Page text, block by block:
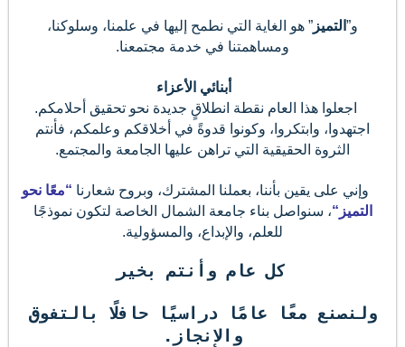
التميز” هو الغاية التي نطمح إليها في علمنا، وسلوكنا،
ومساهمتنا في خدمة مجتمعنا.
أبنائي الأعزاء
هذا العام نقطة انطلاقٍ جديدة نحو تحقيق أحلامكم.
اجتهدوا، وابتكروا، وكونوا قدوةً في أخلاقكم وعلمكم، فأنتم
الثروة الحقيقية التي تراهن عليها الجامعة والمجتمع.
على يقين بأننا، بعملنا المشترك، وبروح شعارنا“معًا نحو
“، سنواصل بناء جامعة الشمال الخاصة لتكون نموذجًا
للعلم، والإبداع، والمسؤولية.
كل عام وأنتم بخير
معًا عامًا دراسيًا حافلًا بالتفوق
والإنجاز .